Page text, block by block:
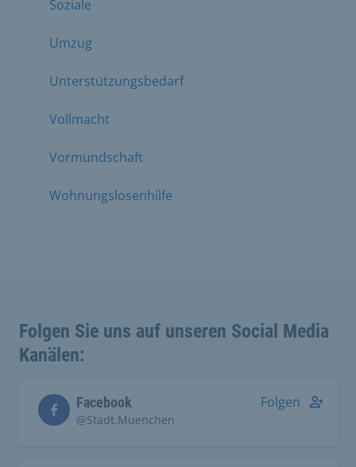
Soziale
Umzug
Unterstützungsbedarf
Vollmacht
Vormundschaft
Wohnungslosenhilfe
Folgen Sie uns auf unseren Social Media
Kanälen:
Facebook
@Stadt.Muenchen
Folgen